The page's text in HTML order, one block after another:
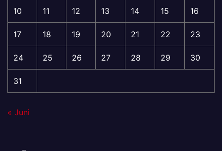
10 11 12 13 14 15 16
17 18 19 20 21 22 23
24 25 26 27 28 29 30
31
« Juni